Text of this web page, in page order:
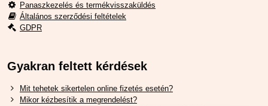
Panaszkezelés és termékvisszaküldés
Általános szerződési feltételek
GDPR
Gyakran feltett kérdések
Mit tehetek sikertelen online fizetés esetén?
Mikor kézbesítik a megrendelést?